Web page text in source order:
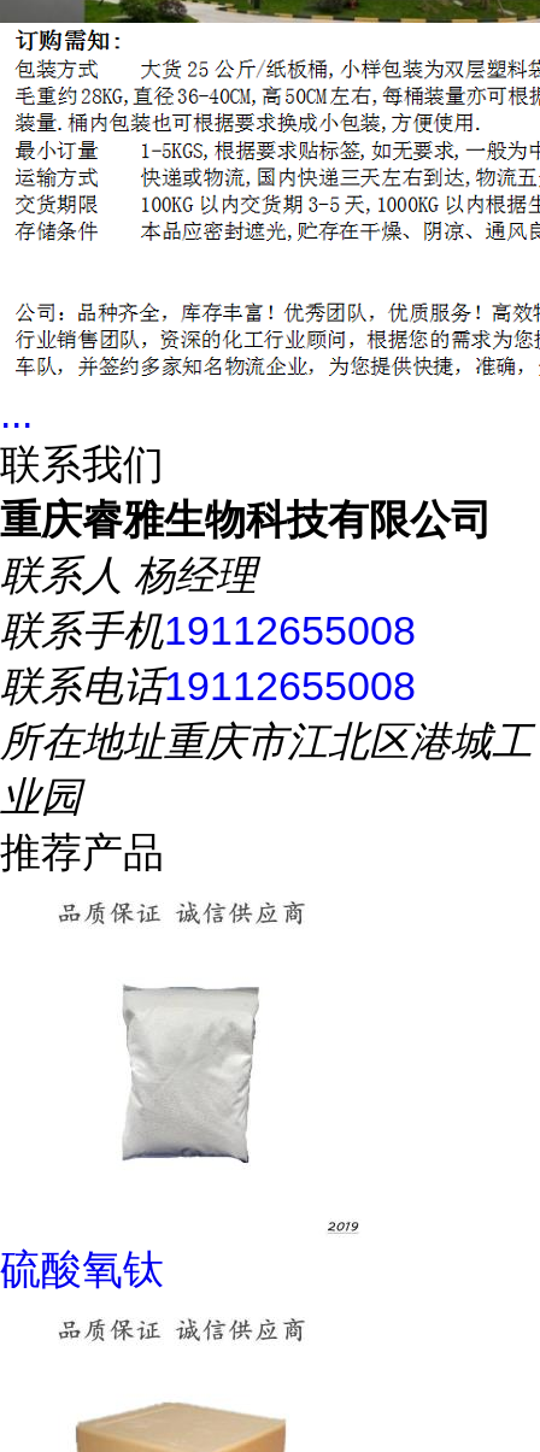
...
联系我们
重庆睿雅生物科技有限公司
联系人 杨经理
联系手机19112655008
联系电话19112655008
所在地址重庆市江北区港城工
业园
推荐产品
硫酸氧钛